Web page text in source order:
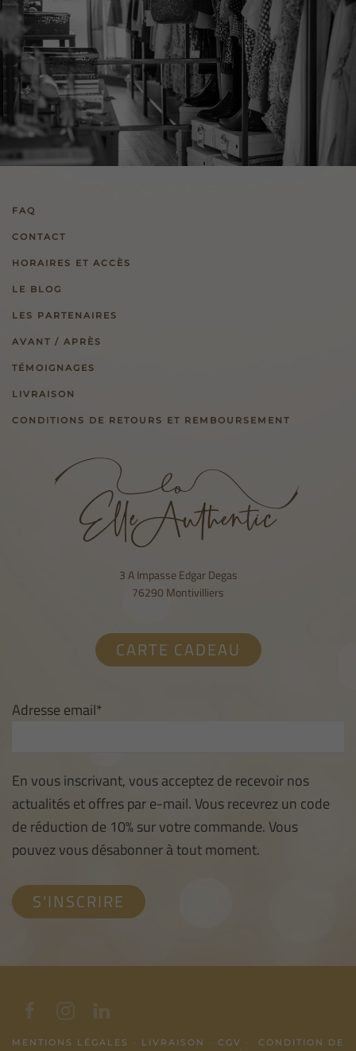
FAQ
CONTACT
HORAIRES ET ACCÈS
LE BLOG
LES PARTENAIRES
AVANT / APRÈS
TÉMOIGNAGES
LIVRAISON
CONDITIONS DE RETOURS ET REMBOURSEMENT
3 A Impasse Edgar Degas
76290 Montivilliers
CARTE CADEAU
Adresse email*
En vous inscrivant, vous acceptez de recevoir nos
actualités et offres par e-mail. Vous recevrez un code
de réduction de 10% sur votre commande. Vous
pouvez vous désabonner à tout moment.
MENTIONS LÉGALES LIVRAISON CGV
CONDITION DE